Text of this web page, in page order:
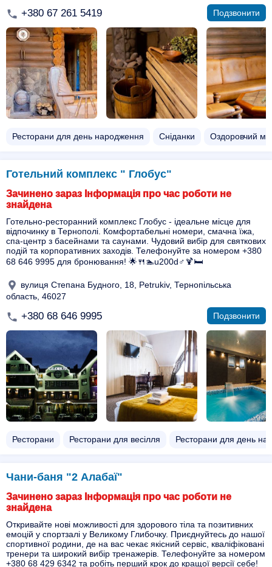
+380 67 261 5419 Подзвонити
Ресторани для день народження Сніданки Оздоровчий
Готельний комплекс " Глобус"
Зачинено зараз Інформація про час роботи не
знайдена
Готельно-ресторанний комплекс Глобус - ідеальне місце для
відпочинку в Тернополі. Комфортабельні номери, смачна їжа,
спа-центр з басейнами та саунами. Чудовий вибір для святкових
подій та корпоративних заходів. Телефонуйте за номером +380
68 646 9995 для бронювання! 🌟🍴🏊u200d♂️🍹🛏️
вулиця Степана Будного, 18, Petrukiv, Тернопільська
область, 46027
+380 68 646 9995 Подзвонити
Ресторани Ресторани для весілля Ресторани для день
Чани-баня "2 Алабаї"
Зачинено зараз Інформація про час роботи не
знайдена
Откривайте нові можливості для здорового тіла та позитивних
емоцій у спортзалі у Великому Глибочку. Приєднуйтесь до нашої
спортивної родини, де на вас чекає якісний сервіс, кваліфіковані
тренери та широкий вибір тренажерів. Телефонуйте за номером
+380 68 429 6342 та робіть перший крок до кращої версії себе!